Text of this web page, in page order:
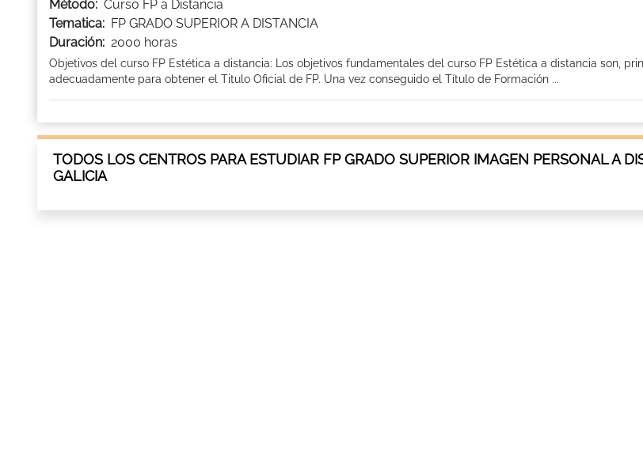
Método: Curso FP a Distancia
Tematica: FP GRADO SUPERIOR A DISTANCIA
Duración: 2000 horas
Objetivos del curso FP Estética a distancia: Los objetivos fundamentales del curso FP Estética a distancia son,
adecuadamente para obtener el Titulo Oficial de FP. Una vez conseguido el Título de Formación ...
TODOS LOS CENTROS PARA ESTUDIAR FP GRADO SUPERIOR IMAGEN PERSONAL A
GALICIA